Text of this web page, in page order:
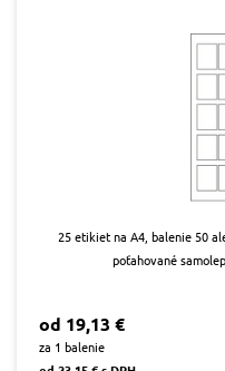
25 etikiet na A4, balenie 50
poťahované
od 19,13 €
za 1 balenie